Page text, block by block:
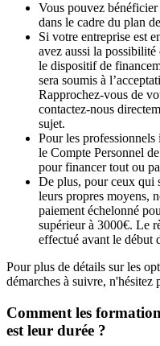
Vous pouvez
dans le cadre du plan
Si votre entreprise est
avez aussi la
le dispositif de
sera soumis à
Rapprochez-vous de
contactez-nous
sujet.
Pour les professionnels
le Compte Personnel
pour financer tout ou
De plus, pour ceux qui
leurs propres moyens,
paiement échelonné
supérieur à 3000€. Le
effectué avant le début
Pour plus de détails sur les
démarches à suivre, n'hésitez
Comment les
est leur durée ?